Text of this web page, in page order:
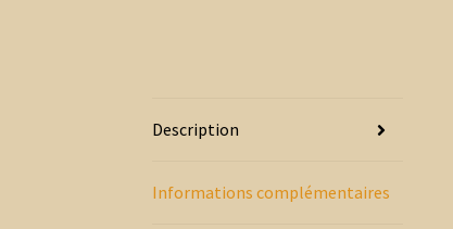
Description
Informations complémentaires